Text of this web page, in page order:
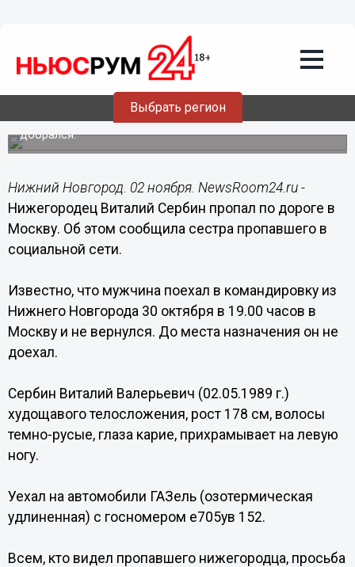
Выбрать регион
02.11.201517:48
Нижегородец Виталий Сербин пропал
по дороге в Москву
Мужчина выехал в Москву, но до места назначения не
добрался.
Нижний Новгород. 02 ноября. NewsRoom24.ru -
Нижегородец Виталий Сербин пропал по дороге в
Москву. Об этом сообщила сестра пропавшего в
социальной сети.
Известно, что мужчина поехал в командировку из
Нижнего Новгорода 30 октября в 19.00 часов в
Москву и не вернулся. До места назначения он не
доехал.
Сербин Виталий Валерьевич (02.05.1989 г.)
худощавого телосложения, рост 178 см, волосы
темно-русые, глаза карие, прихрамывает на левую
ногу.
Уехал на автомобили ГАЗель (озотермическая
удлиненная) с госномером е705ув 152.
Всем, кто видел пропавшего нижегородца, просьба